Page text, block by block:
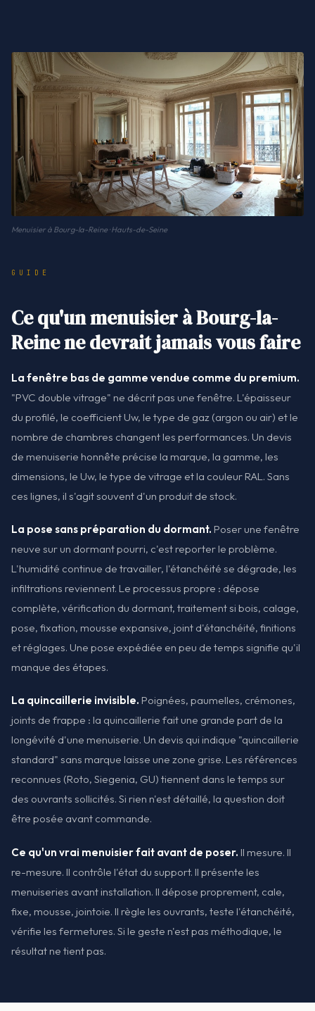
Menuisier à Bourg-la-Reine · Hauts-de-Seine
GUIDE
Ce qu'un menuisier à Bourg-la-
Reine ne devrait jamais vous faire
La fenêtre bas de gamme vendue comme du premium.
"PVC double vitrage" ne décrit pas une fenêtre. L'épaisseur
du profilé, le coefficient Uw, le type de gaz (argon ou air) et le
nombre de chambres changent les performances. Un devis
de menuiserie honnête précise la marque, la gamme, les
dimensions, le Uw, le type de vitrage et la couleur RAL. Sans
ces lignes, il s'agit souvent d'un produit de stock.
La pose sans préparation du dormant. Poser une fenêtre
neuve sur un dormant pourri, c'est reporter le problème.
L'humidité continue de travailler, l'étanchéité se dégrade, les
infiltrations reviennent. Le processus propre : dépose
complète, vérification du dormant, traitement si bois, calage,
pose, fixation, mousse expansive, joint d'étanchéité, finitions
et réglages. Une pose expédiée en peu de temps signifie qu'il
manque des étapes.
La quincaillerie invisible. Poignées, paumelles, crémones,
joints de frappe : la quincaillerie fait une grande part de la
longévité d'une menuiserie. Un devis qui indique "quincaillerie
standard" sans marque laisse une zone grise. Les références
reconnues (Roto, Siegenia, GU) tiennent dans le temps sur
des ouvrants sollicités. Si rien n'est détaillé, la question doit
être posée avant commande.
Ce qu'un vrai menuisier fait avant de poser. Il mesure. Il
re-mesure. Il contrôle l'état du support. Il présente les
menuiseries avant installation. Il dépose proprement, cale,
fixe, mousse, jointoie. Il règle les ouvrants, teste l'étanchéité,
vérifie les fermetures. Si le geste n'est pas méthodique, le
résultat ne tient pas.